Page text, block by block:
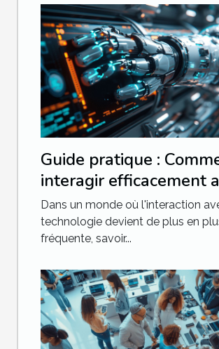
Guide pratique :
interagir efficacement
chatbot avancé
Dans un monde où l'interaction
technologie devient de plus en
fréquente, savoir...